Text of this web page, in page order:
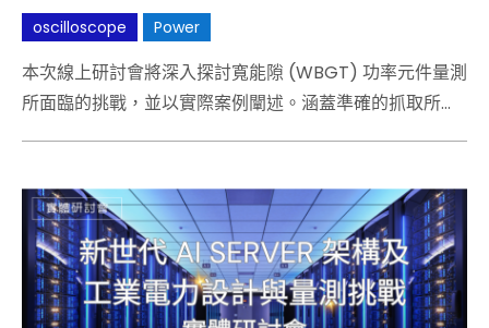
oscilloscope Power
本次線上研討會將深入探討寬能隙 (WBGT) 功率元件量測
所面臨的挑戰，並以實際案例闡述。涵蓋準確的抓取所有